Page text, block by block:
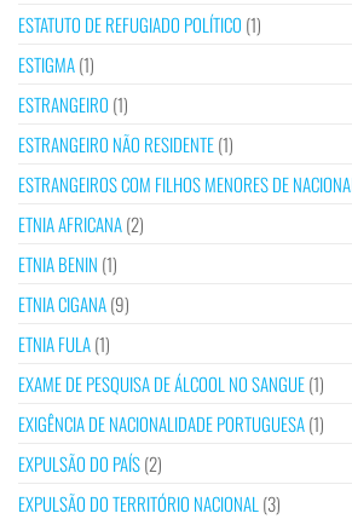
ESTATUTO DE REFUGIADO POLÍTICO (1)
ESTIGMA(1)
ESTRANGEIRO (1)
ESTRANGEIRO NÃO RESIDENTE(1)
ESTRANGEIROS COM FILHOS MENORES DE
ETNIA AFRICANA(2)
ETNIA BENIN (1)
ETNIA CIGANA(9)
ETNIA FULA(1)
EXAME DE PESQUISA DE ÁLCOOL NO SANGUE(1)
EXIGÊNCIA DE NACIONALIDADE PORTUGUESA(1)
EXPULSÃO DO PAÍS(2)
EXPULSÃO DO TERRITÓRIO NACIONAL (3)